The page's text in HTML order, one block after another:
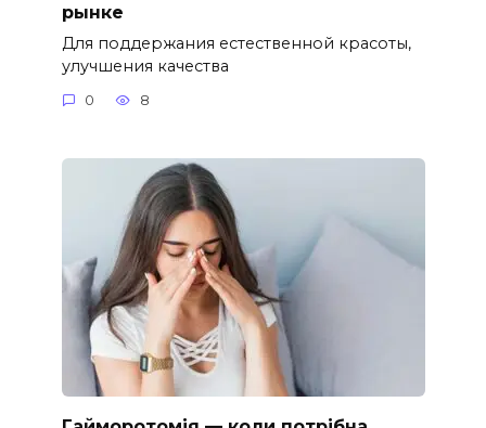
рынке
Для поддержания естественной красоты,
улучшения качества
0 8